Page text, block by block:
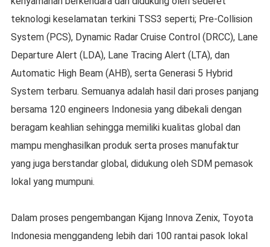
teknologi keselamatan terkini TSS3 seperti; Pre-Collision
System (PCS), Dynamic Radar Cruise Control (DRCC), Lane
Departure Alert (LDA), Lane Tracing Alert (LTA), dan
Automatic High Beam (AHB), serta Generasi 5 Hybrid
System terbaru. Semuanya adalah hasil dari proses panjang
bersama 120 engineers Indonesia yang dibekali dengan
beragam keahlian sehingga memiliki kualitas global dan
mampu menghasilkan produk serta proses manufaktur
yang juga berstandar global, didukung oleh SDM pemasok
lokal yang mumpuni.
Dalam proses pengembangan Kijang Innova Zenix, Toyota
Indonesia menggandeng lebih dari 100 rantai pasok lokal